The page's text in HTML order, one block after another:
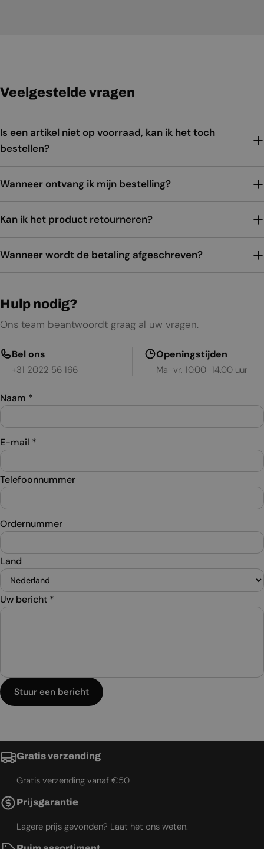
Veelgestelde vragen
Is een artikel niet op voorraad, kan ik het toch
bestellen?
Wanneer ontvang ik mijn bestelling?
Kan ik het product retourneren?
Wanneer wordt de betaling afgeschreven?
Hulp nodig?
Ons team beantwoordt graag al uw vragen.
Bel ons
+31 2022 56 166
Openingstijden
Ma–vr, 10.00–14.00 uur
Naam *
E-mail *
Telefoonnummer
Ordernummer
Land
Uw bericht *
Stuur een bericht
Gratis verzending
Gratis verzending vanaf €50
Prijsgarantie
Lagere prijs gevonden? Laat het ons weten.